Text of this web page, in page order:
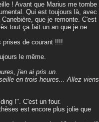
! Avant que Marius me tombe
Qui est toujours là, avec
que je remonte. C'est
tout ça fait un an que je ne
prises de courant !!!!
le même.
j'en ai pris un.
en trois heures... Allez viens
!". C'est un four.
est encore plus jolie que